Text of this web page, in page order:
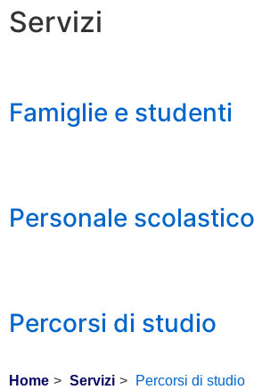
Servizi
Famiglie e studenti
Personale scolastico
Percorsi di studio
Home Servizi Percorsi di studio